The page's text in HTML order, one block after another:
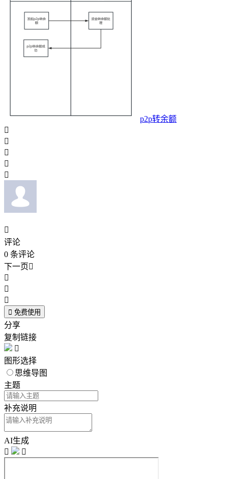
p2p转余额






评论
0 条评论
下一页



 免费使用
分享
复制链接

图形选择
思维导图
主题
补充说明
AI生成

